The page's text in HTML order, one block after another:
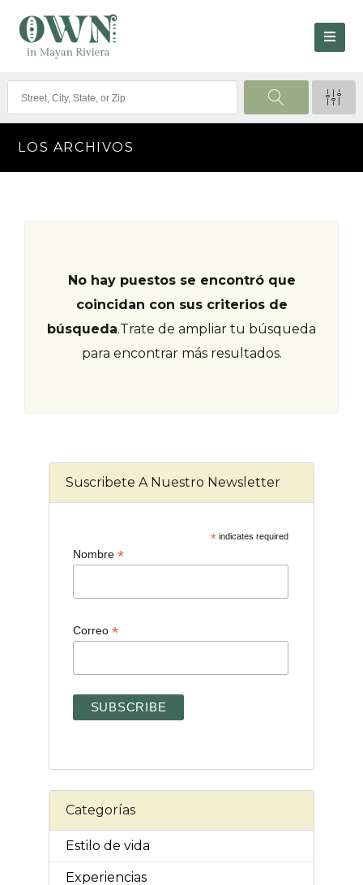
LOS ARCHIVOS
No hay puestos se encontró que
coincidan con sus criterios de
búsqueda.Trate de ampliar tu búsqueda
para encontrar más resultados.
Suscribete A Nuestro Newsletter
*indicates required
Nombre *
Correo *
Categorías
Estilo de vida
Experiencias